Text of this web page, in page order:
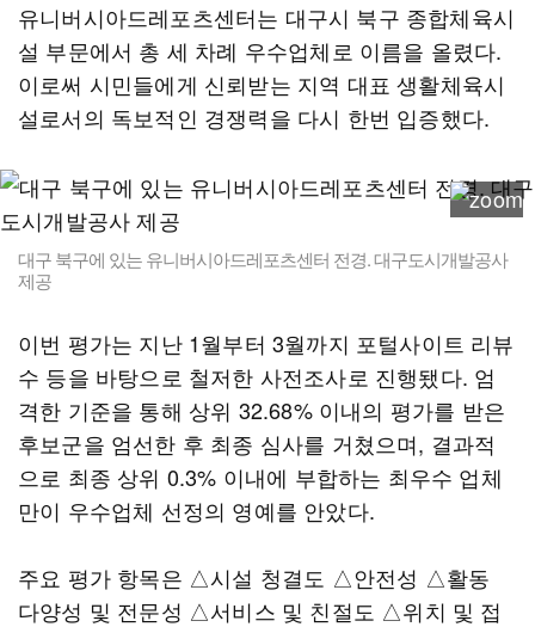
유니버시아드레포츠센터는 대구시 북구 종합체육시
설 부문에서 총 세 차례 우수업체로 이름을 올렸다.
이로써 시민들에게 신뢰받는 지역 대표 생활체육시
설로서의 독보적인 경쟁력을 다시 한번 입증했다.
대구 북구에 있는 유니버시아드레포츠센터 전경. 대구도시개발공사
제공
이번 평가는 지난 1월부터 3월까지 포털사이트 리뷰
수 등을 바탕으로 철저한 사전조사로 진행됐다. 엄
격한 기준을 통해 상위 32.68% 이내의 평가를 받은
후보군을 엄선한 후 최종 심사를 거쳤으며, 결과적
으로 최종 상위 0.3% 이내에 부합하는 최우수 업체
만이 우수업체 선정의 영예를 안았다.
주요 평가 항목은 △시설 청결도 △안전성 △활동
다양성 및 전문성 △서비스 및 친절도 △위치 및 접